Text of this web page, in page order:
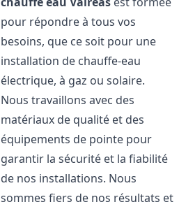
pour répondre à tous vos
besoins, que ce soit pour une
installation de chauffe-eau
électrique, à gaz ou solaire.
Nous travaillons avec des
matériaux de qualité et des
équipements de pointe pour
garantir la sécurité et la fiabilité
de nos installations. Nous
sommes fiers de nos résultats et